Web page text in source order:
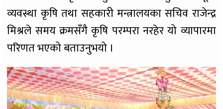
व्यवस्था कृषि तथा सहकारी मन्त्रालयका सचिव राजेन्द्र
मिश्रले समय क्रमसँगै कृषि परम्परा नरहेर यो व्यापारमा
परिणत भएको बताउनुभयो ।